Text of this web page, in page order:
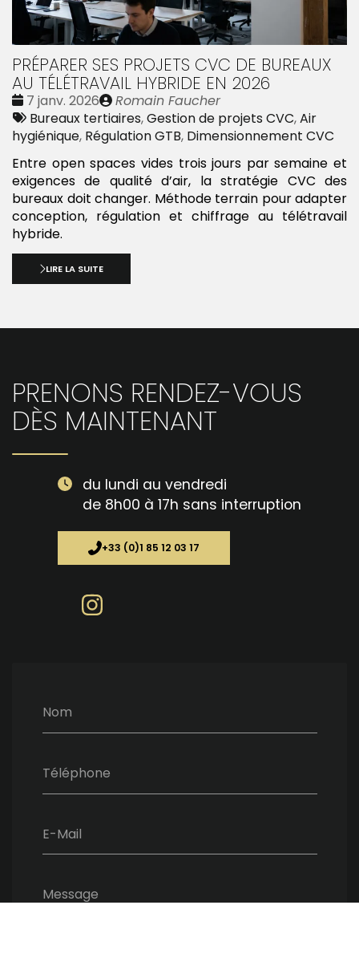
PRÉPARER SES PROJETS CVC DE BUREAUX
AU TÉLÉTRAVAIL HYBRIDE EN 2026
Date
:
7 janv. 2026
Publié
par
Romain Faucher
Tags
:
Bureaux tertiaires,Gestion de projets CVC,Air
hygiénique, Régulation GTB, Dimensionnement CVC
Entre open spaces vides trois jours par semaine et
exigences de qualité d’air, la stratégie CVC des
bureaux doit changer. Méthode terrain pour adapter
conception, régulation et chiffrage au télétravail
hybride.
LIRE LA SUITE
PRENONS RENDEZ-VOUS
DÈS MAINTENANT
Nom
Téléphone
E-Mail
Message
du lundi au vendredi
de 8h00 à 17h sans interruption
+33 (0)1 85 12 03 17